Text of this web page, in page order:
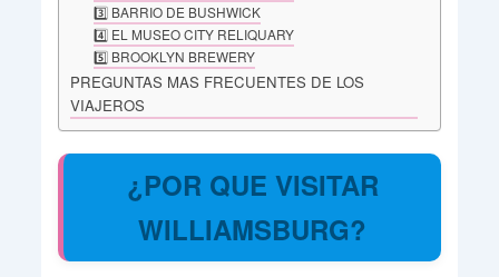
3️⃣ BARRIO DE BUSHWICK
4️⃣ EL MUSEO CITY RELIQUARY
5️⃣ BROOKLYN BREWERY
PREGUNTAS MAS FRECUENTES DE LOS
VIAJEROS
¿POR QUE VISITAR
WILLIAMSBURG?